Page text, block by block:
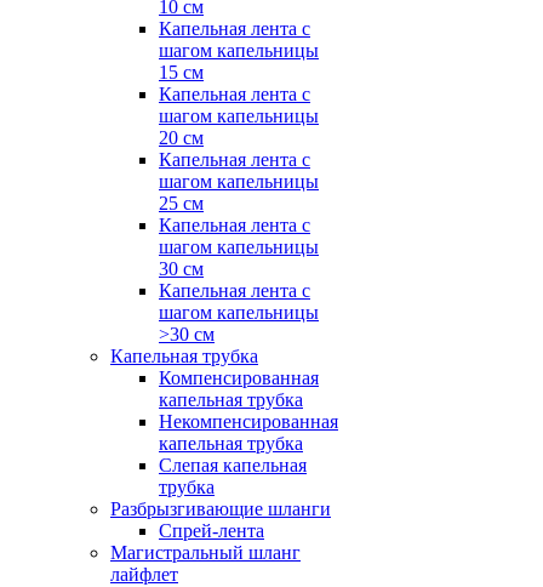
10 см
Капельная лента с
шагом капельницы
15 см
Капельная лента с
шагом капельницы
20 см
Капельная лента с
шагом капельницы
25 см
Капельная лента с
шагом капельницы
30 см
Капельная лента с
шагом капельницы
>30 см
Капельная трубка
Компенсированная
капельная трубка
Некомпенсированная
капельная трубка
Слепая капельная
трубка
Разбрызгивающие шланги
Спрей-лента
Магистральный шланг
лайфлет